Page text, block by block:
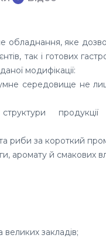
обладнання, яке
так і готових
модифікації:
середовище не
риби за короткий
аромату й смакових
великих закладів;